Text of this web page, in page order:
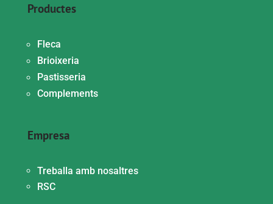
Productes
Fleca
Brioixeria
Pastisseria
Complements
Empresa
Treballa amb nosaltres
RSC